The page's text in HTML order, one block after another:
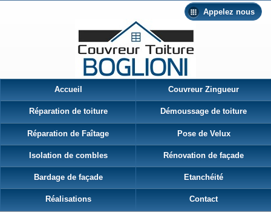
Appelez nous
Accueil Couvreur Zingueur
Réparation de toiture Démoussage de toiture
Réparation de Faîtage Pose de Velux
Isolation de combles Rénovation de façade
Bardage de façade Etanchéité
Réalisations Contact